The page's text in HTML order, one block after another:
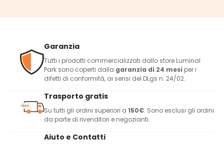
Garanzia
Tutti i prodotti commercializzati dallo store Luminal
Park sono coperti dalla garanzia di 24 mesi per i
difetti di conformità, ai sensi del DLgs n. 24/02.
Trasporto gratis
Su tutti gli ordini superiori a 150€. Sono esclusi gli ordini
da parte di rivenditori e negozianti.
Aiuto e Contatti